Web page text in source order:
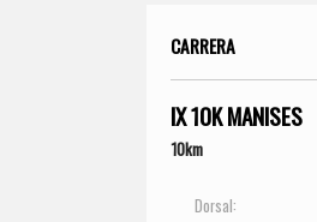
CARRERA
IX 10K MANISES
10km
Dorsal: